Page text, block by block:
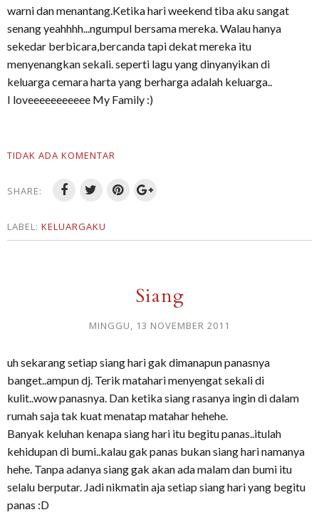
warni dan menantang.Ketika hari weekend tiba aku sangat
senang yeahhhh...ngumpul bersama mereka. Walau hanya
sekedar berbicara,bercanda tapi dekat mereka itu
menyenangkan sekali. seperti lagu yang dinyanyikan di
keluarga cemara harta yang berharga adalah keluarga..
I loveeeeeeeeeee My Family :)
TIDAK ADA KOMENTAR
SHARE:
LABEL: KELUARGAKU
Siang
MINGGU, 13 NOVEMBER 2011
uh sekarang setiap siang hari gak dimanapun panasnya
banget..ampun dj. Terik matahari menyengat sekali di
kulit..wow panasnya. Dan ketika siang rasanya ingin di dalam
rumah saja tak kuat menatap matahar hehehe.
Banyak keluhan kenapa siang hari itu begitu panas..itulah
kehidupan di bumi..kalau gak panas bukan siang hari namanya
hehe. Tanpa adanya siang gak akan ada malam dan bumi itu
selalu berputar. Jadi nikmatin aja setiap siang hari yang begitu
panas :D